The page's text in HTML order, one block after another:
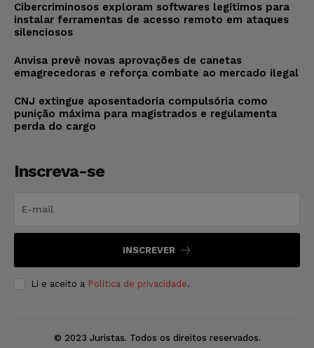
Cibercriminosos exploram softwares legítimos para
instalar ferramentas de acesso remoto em ataques
silenciosos
Anvisa prevê novas aprovações de canetas
emagrecedoras e reforça combate ao mercado ilegal
CNJ extingue aposentadoria compulsória como
punição máxima para magistrados e regulamenta
perda do cargo
Inscreva-se
INSCREVER
Li e aceito a Política de privacidade.
© 2023 Juristas. Todos os direitos reservados.